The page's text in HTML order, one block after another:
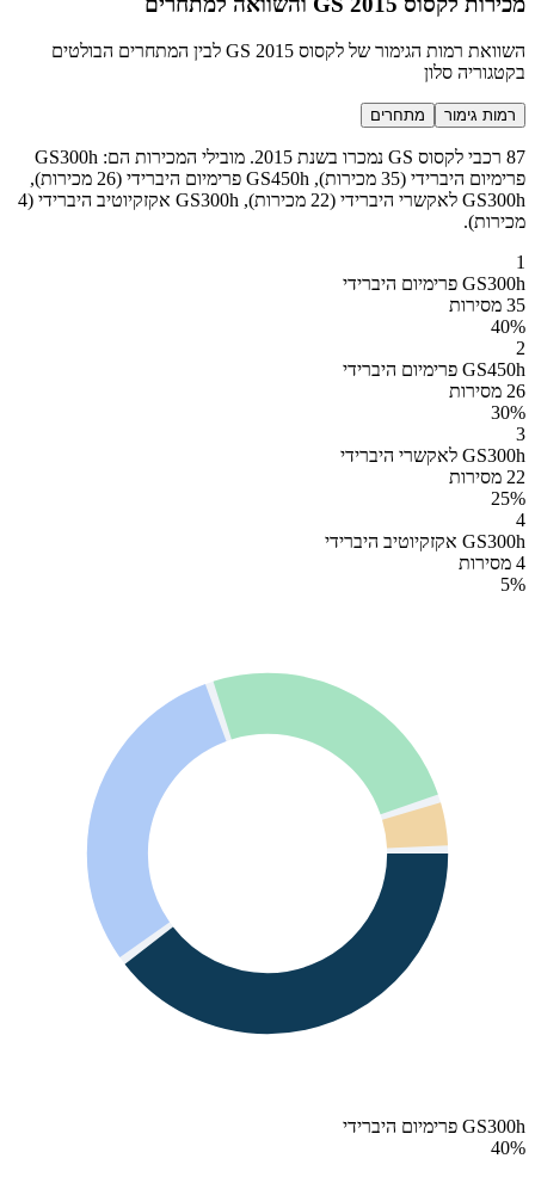
השוואת רמות הגימור של לקסוס GS 2015 לבין המתחרים הבולטים
בקטגוריה סלון
רמות גימור מתחרים
87 רכבי לקסוס GS נמכרו בשנת 2015. מובילי המכירות הם: GS300h
פרימיום היברידי (35 מכירות), GS450h פרימיום היברידי (26 מכירות),
GS300h לאקשרי היברידי (22 מכירות), GS300h אקזקיוטיב היברידי (4
מכירות).
1
GS300h פרימיום היברידי
35 מסירות
40%
2
GS450h פרימיום היברידי
26 מסירות
30%
3
GS300h לאקשרי היברידי
22 מסירות
25%
4
GS300h אקזקיוטיב היברידי
4 מסירות
5%
GS300h פרימיום היברידי
40%